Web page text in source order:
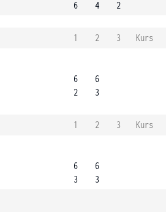
6 4 2
1 2 3
Kurs
6
2
6
3
1 2 3
Kurs
6
3
6
3